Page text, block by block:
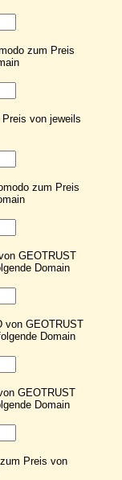
zum Preis
von jeweils
zum Preis
GEOTRUST
Domain
von GEOTRUST
Domain
GEOTRUST
Domain
Preis von